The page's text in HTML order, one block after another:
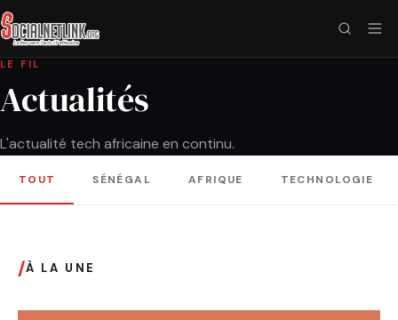
LE FIL
Actualités
L'actualité tech africaine en continu.
TOUT SÉNÉGAL AFRIQUE TECHNOLOGIE
/À LA UNE